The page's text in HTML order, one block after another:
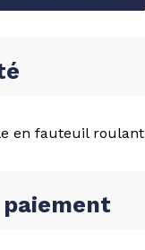
en fauteuil roulant
paiement